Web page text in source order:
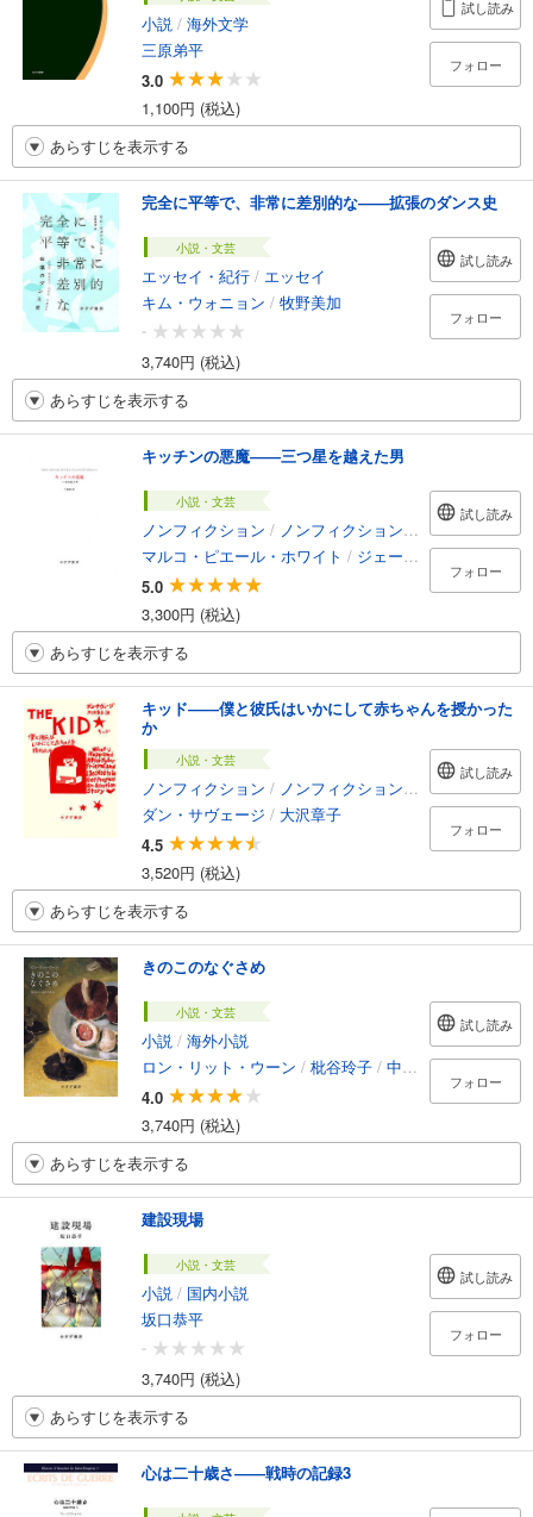
小説 / 海外文学
三原弟平
3.0
1,100円 (税込)
試し読み
フォロー
あらすじを表示する
完全に平等で、非常に差別的な――拡張のダンス史
小説・文芸
エッセイ・紀行 / エッセイ
キム・ウォニョン / 牧野美加
-
3,740円 (税込)
試し読み
フォロー
あらすじを表示する
キッチンの悪魔――三つ星を越えた男
小説・文芸
ノンフィクション / ノンフィクション・ドキュメンタリー
マルコ・ピエール・ホワイト / ジェームズ・スティーン
5.0
3,300円 (税込)
試し読み
フォロー
あらすじを表示する
キッド――僕と彼氏はいかにして赤ちゃんを授かった
か
小説・文芸
ノンフィクション / ノンフィクション・ドキュメンタリー
ダン・サヴェージ / 大沢章子
4.5
3,520円 (税込)
試し読み
フォロー
あらすじを表示する
きのこのなぐさめ
小説・文芸
小説 / 海外小説
ロン・リット・ウーン / 枇谷玲子 / 中村冬美
4.0
3,740円 (税込)
試し読み
フォロー
あらすじを表示する
建設現場
小説・文芸
小説 / 国内小説
坂口恭平
-
3,740円 (税込)
試し読み
フォロー
あらすじを表示する
心は二十歳さ――戦時の記録3